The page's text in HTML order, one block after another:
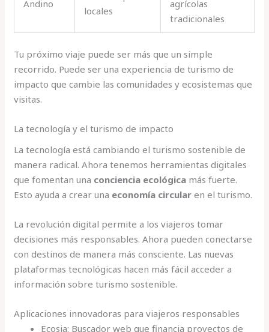
Andino
locales
agrícolas
tradicionales
Tu próximo viaje puede ser más que un simple
recorrido. Puede ser una experiencia de turismo de
impacto que cambie las comunidades y ecosistemas que
visitas.
La tecnología y el turismo de impacto
La tecnología está cambiando el turismo sostenible de
manera radical. Ahora tenemos herramientas digitales
que fomentan una conciencia ecológica más fuerte.
Esto ayuda a crear una economía circular en el turismo.
La revolución digital permite a los viajeros tomar
decisiones más responsables. Ahora pueden conectarse
con destinos de manera más consciente. Las nuevas
plataformas tecnológicas hacen más fácil acceder a
información sobre turismo sostenible.
Aplicaciones innovadoras para viajeros responsables
Ecosia: Buscador web que financia proyectos de